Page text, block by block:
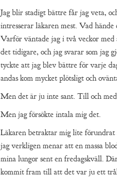
Jag blir stadigt bättre får jag veta,
intresserar läkaren mest. Vad
Varför väntade jag i två veckor med
det tidigare, och jag svarar som jag
tyckte att jag blev bättre för varje
andas kom mycket plötsligt och
Men det är ju inte sant. Till och
Men jag försökte intala mig det.
Läkaren betraktar mig lite förundrat
jag verkligen menar att en massa
mina lungor sent en fredagskväll.
kommit fram till att det var ju ett